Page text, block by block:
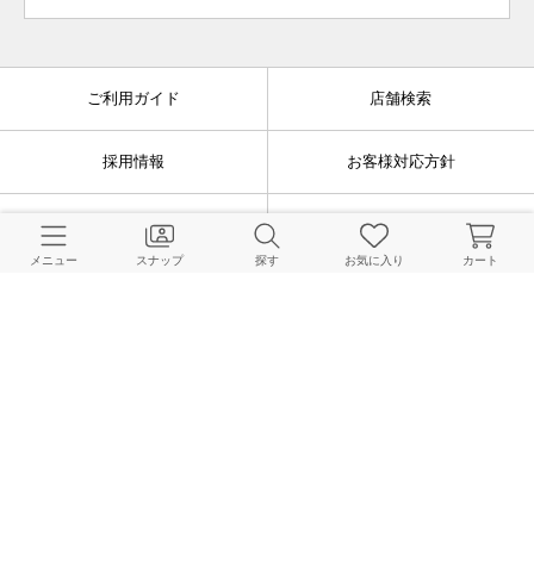
ご利用ガイド 店舗検索
採用情報 お客様対応方針
利用規約 企業情報
メニュー スナップ 探す お気に入り カート